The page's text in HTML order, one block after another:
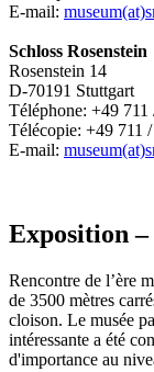
E-mail:
Schloss Rosenstein
Rosenstein 14
D-70191 Stuttgart
Téléphone: +49 711
Télécopie: +49 711
E-mail:
Exposition
Rencontre de l’ère
de 3500 mètres
cloison. Le musée
intéressante a été
d'importance au